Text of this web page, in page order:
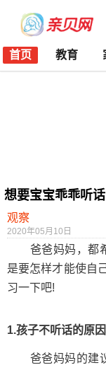
首页 教育
想要宝宝乖乖听
观察
2020年05月10日
爸爸妈妈，都希
是要怎样才能使自
习一下吧!
1.孩子不听话的原因
爸爸妈妈的建议